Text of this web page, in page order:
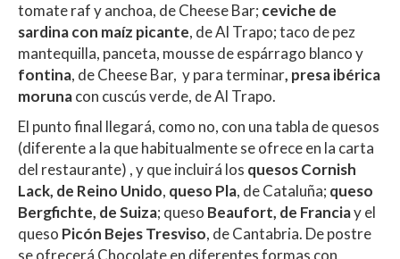
tomate raf y anchoa, de Cheese Bar; ceviche de
sardina con maíz picante, de Al Trapo; taco de pez
mantequilla, panceta, mousse de espárrago blanco y
fontina, de Cheese Bar, y para terminar, presa ibérica
morunacon cuscús verde, de Al Trapo.
El punto final llegará, como no, con una tabla de quesos
(diferente a la que habitualmente se ofrece en la carta
del restaurante) , y que incluirá los quesos Cornish
Lack, de Reino Unido, queso Pla, de Cataluña; queso
Bergfichte, de Suiza; queso Beaufort, de Franciay el
queso Picón Bejes Tresviso, de Cantabria. De postre
se ofrecerá Chocolate en diferentes formas con